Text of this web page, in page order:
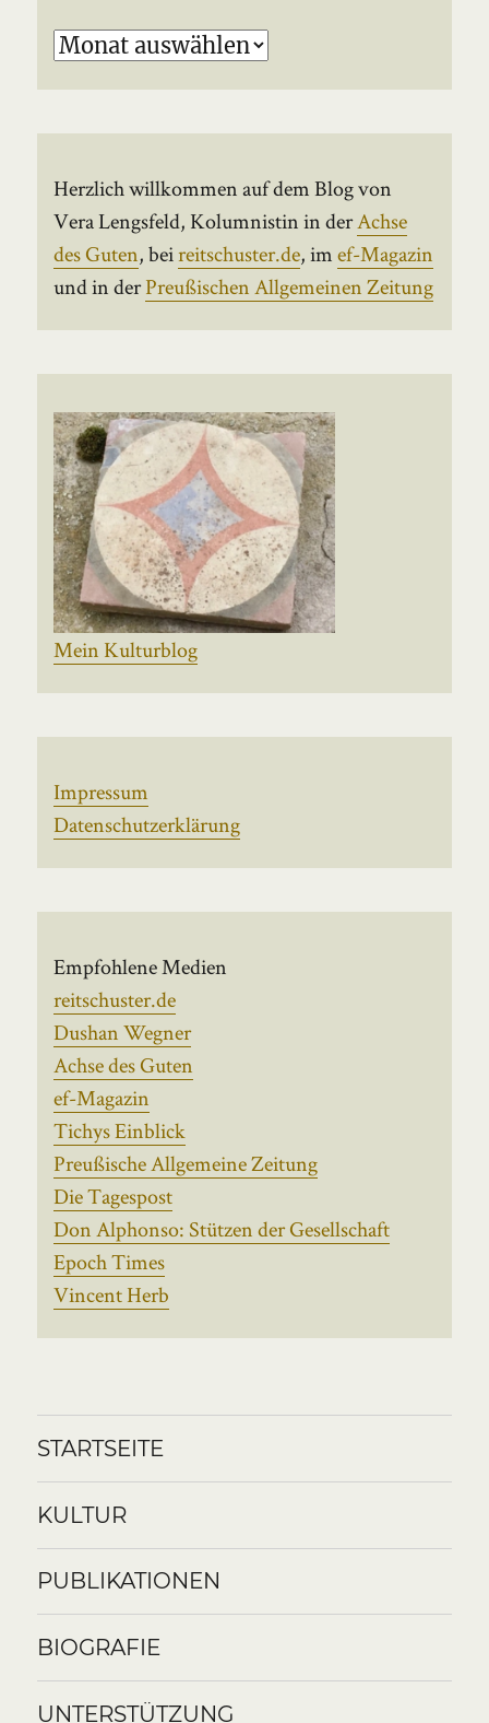
Archiv
Herzlich willkommen auf dem Blog von
Vera Lengsfeld, Kolumnistin in derAchse
des Guten, beireitschuster.de, imef-Magazin
und in derPreußischen Allgemeinen Zeitung
Mein Kulturblog
Impressum
Datenschutzerklärung
Empfohlene Medien
reitschuster.de
Dushan Wegner
Achse des Guten
ef-Magazin
Tichys Einblick
Preußische Allgemeine Zeitung
Die Tagespost
Don Alphonso: Stützen der Gesellschaft
Epoch Times
Vincent Herb
STARTSEITE
KULTUR
PUBLIKATIONEN
BIOGRAFIE
UNTERSTÜTZUNG